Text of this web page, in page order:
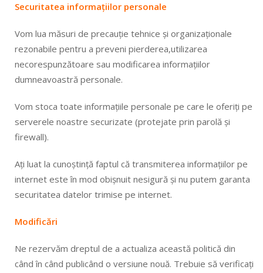
Securitatea informațiilor personale
Vom lua măsuri de precauție tehnice și organizaționale
rezonabile pentru a preveni pierderea,utilizarea
necorespunzătoare sau modificarea informațiilor
dumneavoastră personale.
Vom stoca toate informațiile personale pe care le oferiți pe
serverele noastre securizate (protejate prin parolă și
firewall).
Ați luat la cunoștință faptul că transmiterea informațiilor pe
internet este în mod obișnuit nesigură și nu putem garanta
securitatea datelor trimise pe internet.
Modificări
Ne rezervăm dreptul de a actualiza această politică din
când în când publicând o versiune nouă. Trebuie să verificați